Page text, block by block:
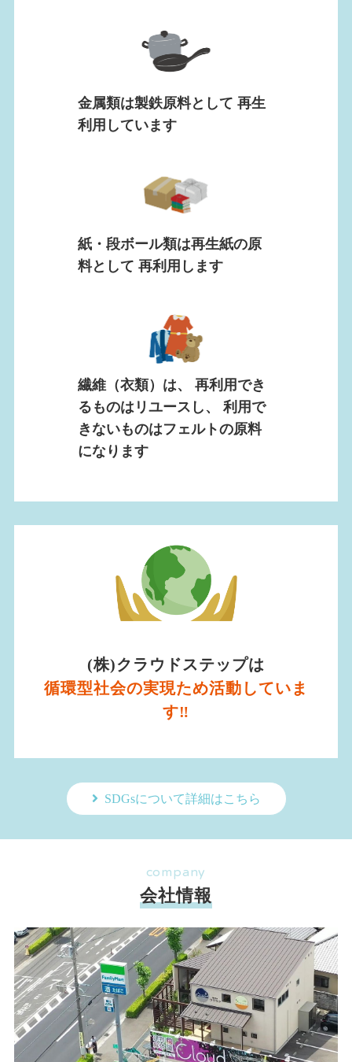
金属類は製鉄原料として 再生
利用しています
紙・段ボール類は再生紙の原
料として 再利用します
繊維（衣類）は、 再利用でき
るものはリユースし、 利用で
きないものはフェルトの原料
になります
(株)クラウドステップは
循環型社会の実現ため活動していま
す‼
SDGsについて詳細はこちら
company
会社情報